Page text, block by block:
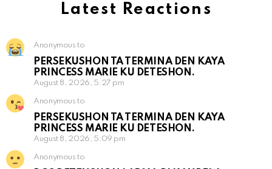
Latest Reactions
Anonymous to
PERSEKUSHON TA TERMINA DEN KAYA
PRINCESS MARIE KU DETESHON.
August 8, 2026, 5:27 pm
Anonymous to
PERSEKUSHON TA TERMINA DEN KAYA
PRINCESS MARIE KU DETESHON.
August 8, 2026, 5:09 pm
Anonymous to